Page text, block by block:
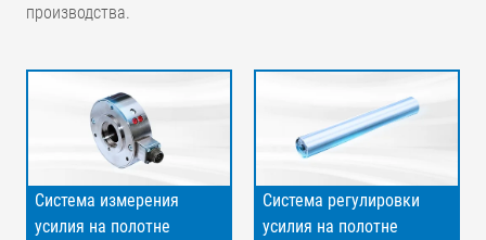
производства.
Система измерения
усилия на полотне
Система регулировки
усилия на полотне